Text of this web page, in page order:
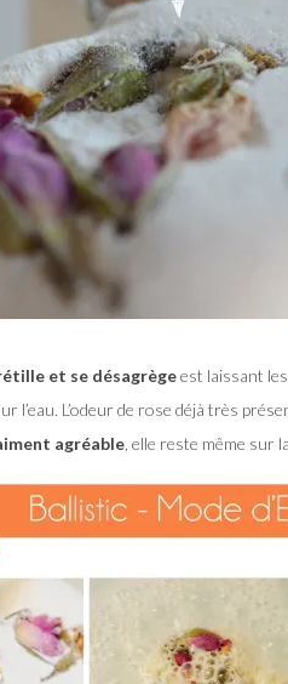
et se désagrègeest laissant
l’eau. L’odeur de rose déjà très
agréable , elle reste même sur